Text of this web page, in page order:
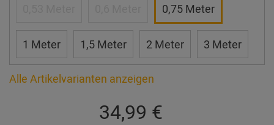
0,75 Meter
1 Meter 1,5 Meter 2 Meter 3 Meter
Alle Artikelvarianten anzeigen
34,99 €